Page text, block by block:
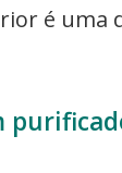
é uma